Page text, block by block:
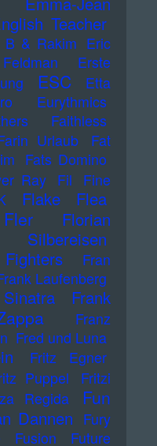
Teacher
B & Rakim Eric
Erste
ESC
Etta
Eurythmics
Faithless
Urlaub
Fat
Fats Domino
Ray Fil
Fine
Flake
Flea
Fler
Florian
Silbereisen
Fran
Laufenberg
Frank
Franz
Fred und Luna
Fritz Egner
Puppel
Fritzi
Regida
Fun
Dannen Fury
Fusion
Future